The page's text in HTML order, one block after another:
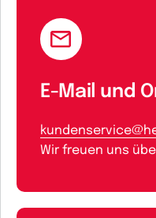
E-Mail und
Wir freuen uns